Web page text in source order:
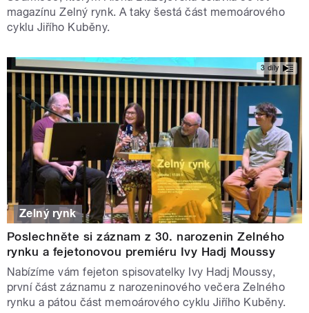
magazínu Zelný rynk. A taky šestá část memoárového
cyklu Jiřího Kuběny.
3 díly
Zelný rynk
Poslechněte si záznam z 30. narozenin Zelného
rynku a fejetonovou premiéru Ivy Hadj Moussy
Nabízíme vám fejeton spisovatelky Ivy Hadj Moussy,
první část záznamu z narozeninového večera Zelného
rynku a pátou část memoárového cyklu Jiřího Kuběny.